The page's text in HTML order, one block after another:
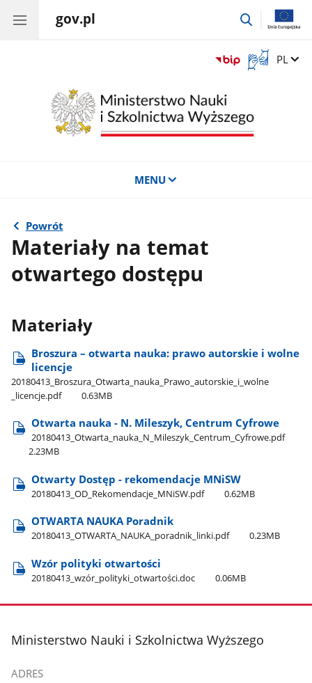
gov.pl
przejdź
Otwórz
okno
języka
migowego
Zmień
PL
MENU
Powrót
Materiały na temat
otwartego dostępu
Materiały
Broszura – otwarta nauka: prawo autorskie i wolne
licencje
20180413​_Broszura​_Otwarta​_nauka​_Prawo​_autorskie​_i​_wolne​
_licencje.pdf
0.63MB
Otwarta nauka - N. Mileszyk, Centrum Cyfrowe
20180413​_Otwarta​_nauka​_N​_Mileszyk​_Centrum​_Cyfrowe.pdf
2.23MB
Otwarty Dostęp - rekomendacje MNiSW
20180413​_OD​_Rekomendacje​_MNiSW.pdf 0.62MB
OTWARTA NAUKA Poradnik
20180413​_OTWARTA​_NAUKA​_poradnik​_linki.pdf 0.23MB
Wzór polityki otwartości
20180413​_wzór​_polityki​_otwartości.doc 0.06MB
stopka
Ministerstwo Nauki i Szkolnictwa Wyższego
ADRES